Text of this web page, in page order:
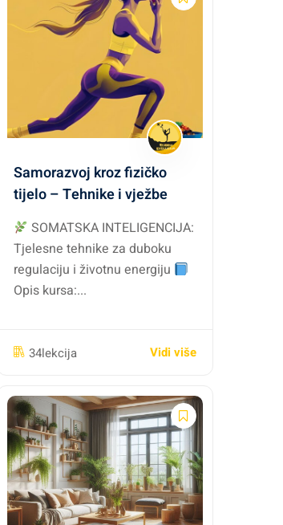
Samorazvoj kroz fizičko
tijelo – Tehnike i vježbe
SOMATSKA INTELIGENCIJA:
Tjelesne tehnike za duboku
regulaciju i životnu energiju
Opis kursa:...
34lekcija Vidi više